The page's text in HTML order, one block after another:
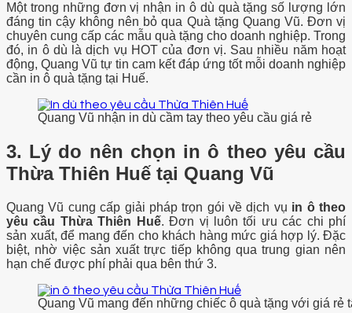
Một trong những đơn vị nhận in ô dù quà tặng số lượng lớn
đáng tin cậy không nên bỏ qua Quà tặng Quang Vũ. Đơn vị
chuyên cung cấp các mẫu quà tặng cho doanh nghiệp. Trong
đó, in ô dù là dịch vụ HOT của đơn vị. Sau nhiều năm hoạt
động, Quang Vũ tự tin cam kết đáp ứng tốt mỗi doanh nghiệp
cần in ô quà tặng tại Huế.
Quang Vũ nhận in dù cầm tay theo yêu cầu giá rẻ
3. Lý do nên chọn in ô theo yêu cầu
Thừa Thiên Huế tại Quang Vũ
Quang Vũ cung cấp giải pháp trọn gói về dịch vụ in ô theo
yêu cầu Thừa Thiên Huế. Đơn vị luôn tối ưu các chi phí
sản xuất, để mang đến cho khách hàng mức giá hợp lý. Đặc
biệt, nhờ việc sản xuất trực tiếp không qua trung gian nên
hạn chế được phí phải qua bên thứ 3.
Quang Vũ mang đến những chiếc ô quà tặng với giá rẻ